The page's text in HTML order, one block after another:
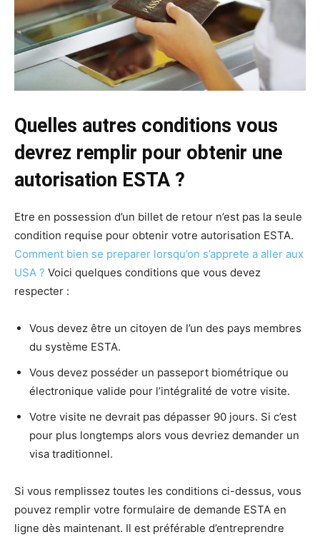
Quelles autres conditions vous
devrez remplir pour obtenir une
autorisation ESTA ?
Etre en possession d’un billet de retour n’est pas la seule
condition requise pour obtenir votre autorisation ESTA.
Comment bien se preparer lorsqu’on s’apprete a aller aux
USA ? Voici quelques conditions que vous devez
respecter :
Vous devez être un citoyen de l’un des pays membres
du système ESTA.
Vous devez posséder un passeport biométrique ou
électronique valide pour l’intégralité de votre visite.
Votre visite ne devrait pas dépasser 90 jours. Si c’est
pour plus longtemps alors vous devriez demander un
visa traditionnel.
Si vous remplissez toutes les conditions ci-dessus, vous
pouvez remplir votre formulaire de demande ESTA en
ligne dès maintenant. Il est préférable d’entreprendre